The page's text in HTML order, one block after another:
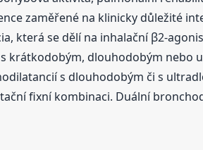
zaměřené na klinicky důležité
která se dělí na inhalační
krátkodobým, dlouhodobým nebo
s dlouhodobým či s
fixní kombinaci. Duální